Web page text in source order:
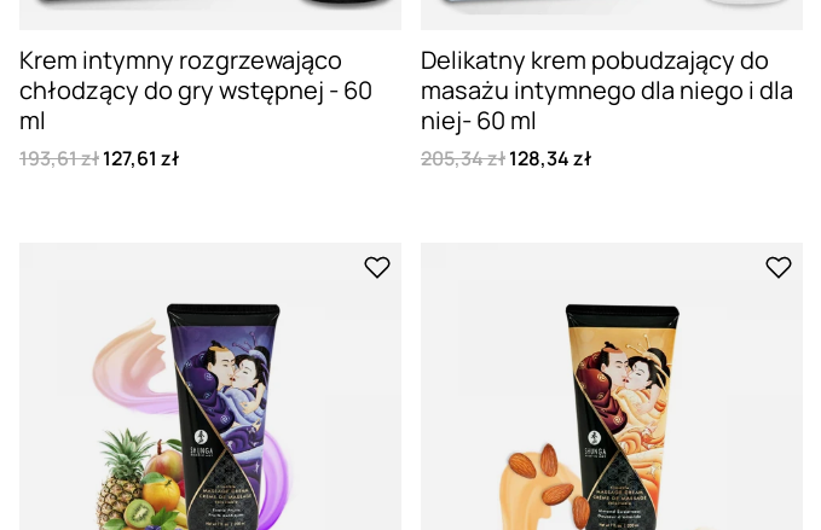
Krem intymny rozgrzewająco
chłodzący do gry wstępnej - 60
ml
193,61 zł127,61 zł
Delikatny krem pobudzający do
masażu intymnego dla niego i dla
niej- 60 ml
205,34 zł128,34 zł